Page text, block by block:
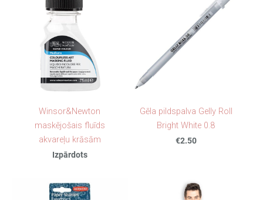
Winsor&Newton
maskējošais fluīds
akvareļu krāsām
Izpārdots
Gēla pildspalva Gelly Roll
Bright White 0.8
€2.50